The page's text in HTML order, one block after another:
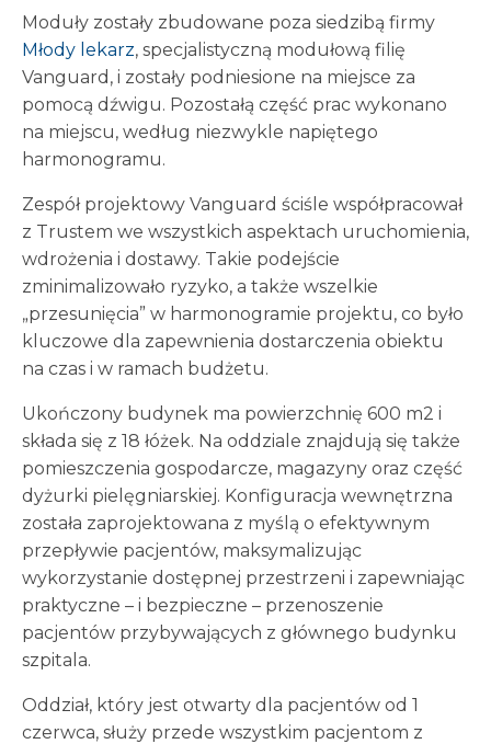
Moduły zostały zbudowane poza siedzibą firmy
Młody lekarz, specjalistyczną modułową filię
Vanguard, i zostały podniesione na miejsce za
pomocą dźwigu. Pozostałą część prac wykonano
na miejscu, według niezwykle napiętego
harmonogramu.
Zespół projektowy Vanguard ściśle współpracował
z Trustem we wszystkich aspektach uruchomienia,
wdrożenia i dostawy. Takie podejście
zminimalizowało ryzyko, a także wszelkie
„przesunięcia” w harmonogramie projektu, co było
kluczowe dla zapewnienia dostarczenia obiektu
na czas i w ramach budżetu.
Ukończony budynek ma powierzchnię 600 m2 i
składa się z 18 łóżek. Na oddziale znajdują się także
pomieszczenia gospodarcze, magazyny oraz część
dyżurki pielęgniarskiej. Konfiguracja wewnętrzna
została zaprojektowana z myślą o efektywnym
przepływie pacjentów, maksymalizując
wykorzystanie dostępnej przestrzeni i zapewniając
praktyczne – i bezpieczne – przenoszenie
pacjentów przybywających z głównego budynku
szpitala.
Oddział, który jest otwarty dla pacjentów od 1
czerwca, służy przede wszystkim pacjentom z